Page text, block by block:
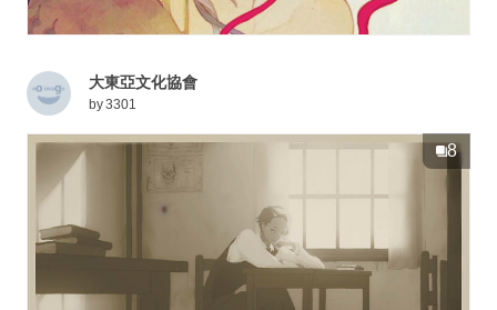
大東亞文化協會
by3301
8